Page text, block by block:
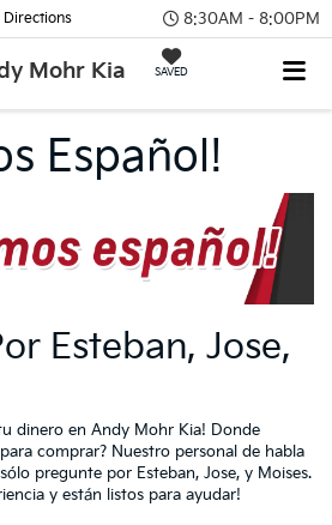
8:30AM - 8:00PM
Mohr Kia SAVED
Directions
Español!
Esteban, Jose,
dinero en Andy Mohr Kia! Donde
comprar? Nuestro personal de habla
pregunte por Esteban, Jose, y Moises.
y están listos para ayudar!